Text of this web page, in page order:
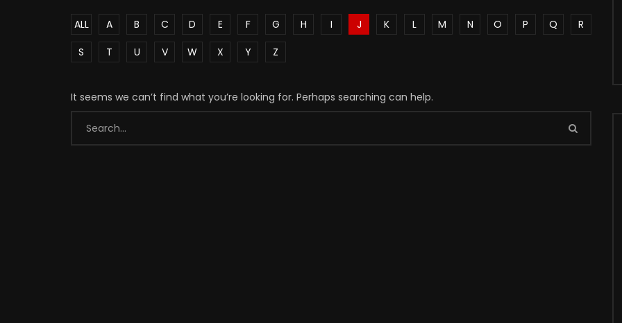
ALL A B C D E F G H I J K L M N O P Q
R
S
T U V W X Y Z
It seems we can’t find what you’re looking for. Perhaps searching can help.